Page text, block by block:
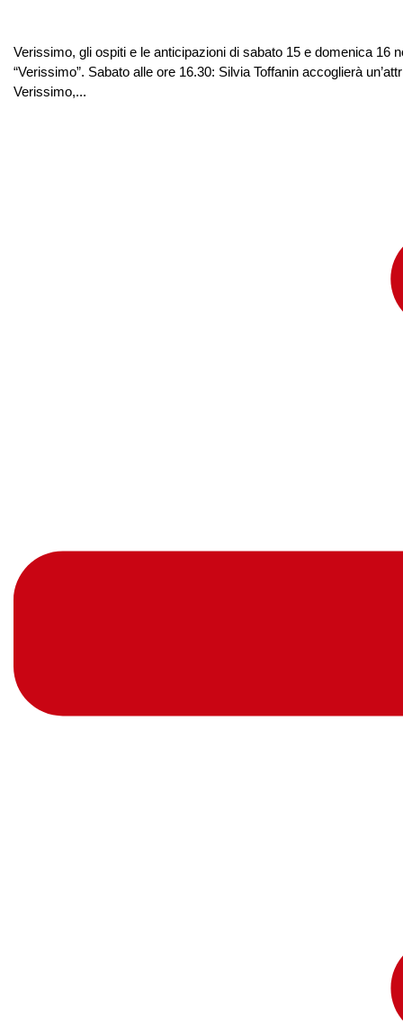
Verissimo, gli ospiti e le anticipazioni di sabato 15 e domenica
“Verissimo”. Sabato alle ore 16.30: Silvia Toffanin accoglierà
Verissimo,...